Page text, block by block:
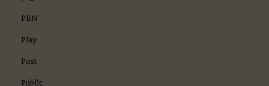
PBN
Play
Post
Public